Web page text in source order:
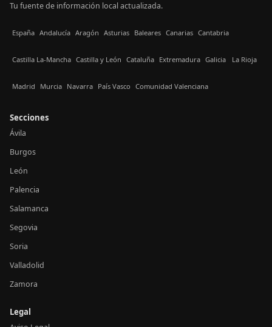
Tu fuente de información local actualizada.
España Andalucía Aragón Asturias Baleares Canarias Cantabria
Castilla La-Mancha Castilla y León Cataluña Extremadura Galicia La Rioja
Madrid Murcia Navarra País Vasco Comunidad Valenciana
Secciones
Ávila
Burgos
León
Palencia
Salamanca
Segovia
Soria
Valladolid
Zamora
Legal